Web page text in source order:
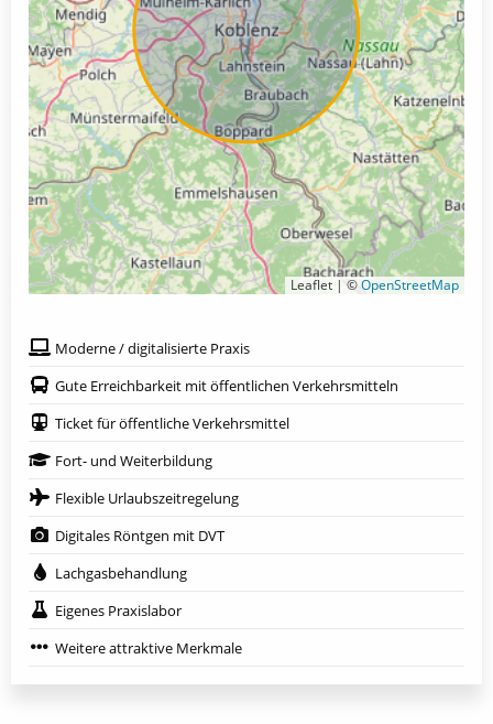
Leaflet | ©OpenStreetMap
Moderne / digitalisierte Praxis
Gute Erreichbarkeit mit öffentlichen Verkehrsmitteln
Ticket für öffentliche Verkehrsmittel
Fort- und Weiterbildung
Flexible Urlaubszeitregelung
Digitales Röntgen mit DVT
Lachgasbehandlung
Eigenes Praxislabor
Weitere attraktive Merkmale